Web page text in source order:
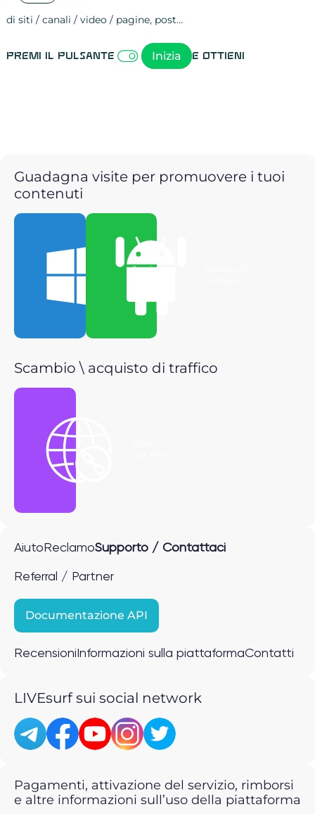
di siti / canali / video / pagine, post…
Premi il pulsante Inizia e ottieni
Guadagna visite per promuovere i tuoi
contenuti
Scarica per
Scambio \ acquisto di traffico
Aiuto ReclamoSupporto / Contattaci
Referral / Partner
Documentazione API
Recensioni Informazioni sulla piattaformaContatti
LIVEsurf sui social network
Pagamenti, attivazione del servizio, rimborsi
e altre informazioni sull’uso della piattaforma